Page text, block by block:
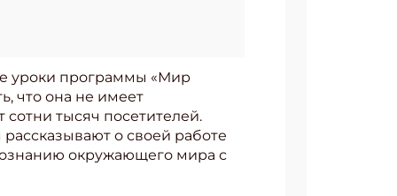
уроки программы «Мир
что она не имеет
тысяч посетителей.
о своей работе
окружающего мира с